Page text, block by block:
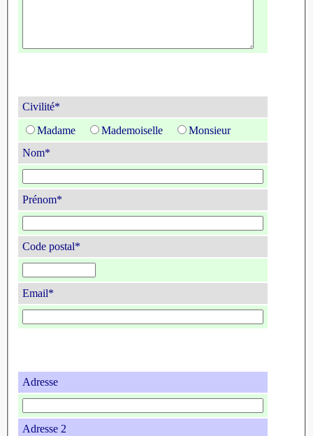
Civilité*
Madame
Mademoiselle
Monsieur
Nom*
Prénom*
Code postal*
Email*
Adresse
Adresse 2